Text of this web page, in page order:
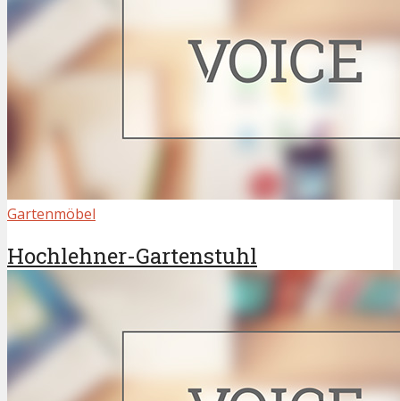
Gartenmöbel
Hochlehner-Gartenstuhl